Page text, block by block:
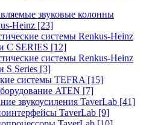
звуковые колонны
Heinz [23]
системы Renkus-Heinz
C SERIES [12]
системы Renkus-Heinz
S Series [3]
системы TEFRA [15]
ATEN [7]
звукоусиления TaverLab [41]
TaverLab [9]